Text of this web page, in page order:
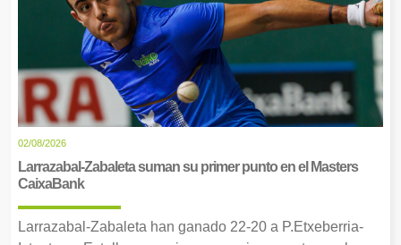
02/08/2026
Larrazabal-Zabaleta suman su primer punto en el Masters
CaixaBank
Larrazabal-Zabaleta han ganado 22-20 a P.Etxeberria-